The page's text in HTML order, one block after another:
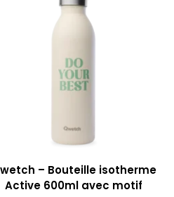
– Bouteille isotherme
Active 600ml avec motif
variations.
peuvent
être
choisies
page
produit